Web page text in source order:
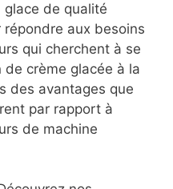
glace de qualité
aux besoins
qui cherchent à se
crème glacée à la
des avantages que
par rapport à
de machine